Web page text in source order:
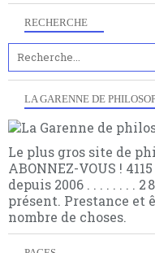
RECHERCHE
LA GARENNE DE
Le plus gros site de
ABONNEZ-VOUS !
depuis 2006 . . . . . . . .
présent. Prestance et
nombre de choses.